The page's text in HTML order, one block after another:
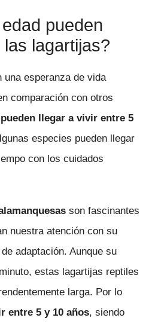
pueden
las lagartijas?
una esperanza de vida
comparación con otros
pueden llegar a vivir entre 5
especies pueden llegar
con los cuidados
son fascinantes
nuestra atención con su
adaptación. Aunque su
estas lagartijas reptiles
larga. Por lo
entre 5 y 10 años, siendo